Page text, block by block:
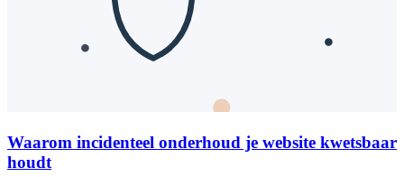
Waarom incidenteel onderhoud je website kwetsbaar
houdt